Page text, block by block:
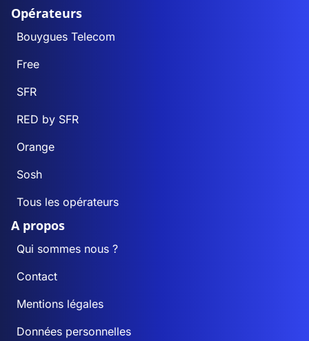
Opérateurs
Bouygues Telecom
Free
SFR
RED by SFR
Orange
Sosh
Tous les opérateurs
A propos
Qui sommes nous ?
Contact
Mentions légales
Données personnelles